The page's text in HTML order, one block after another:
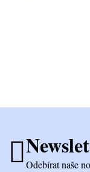
Odebírat naše